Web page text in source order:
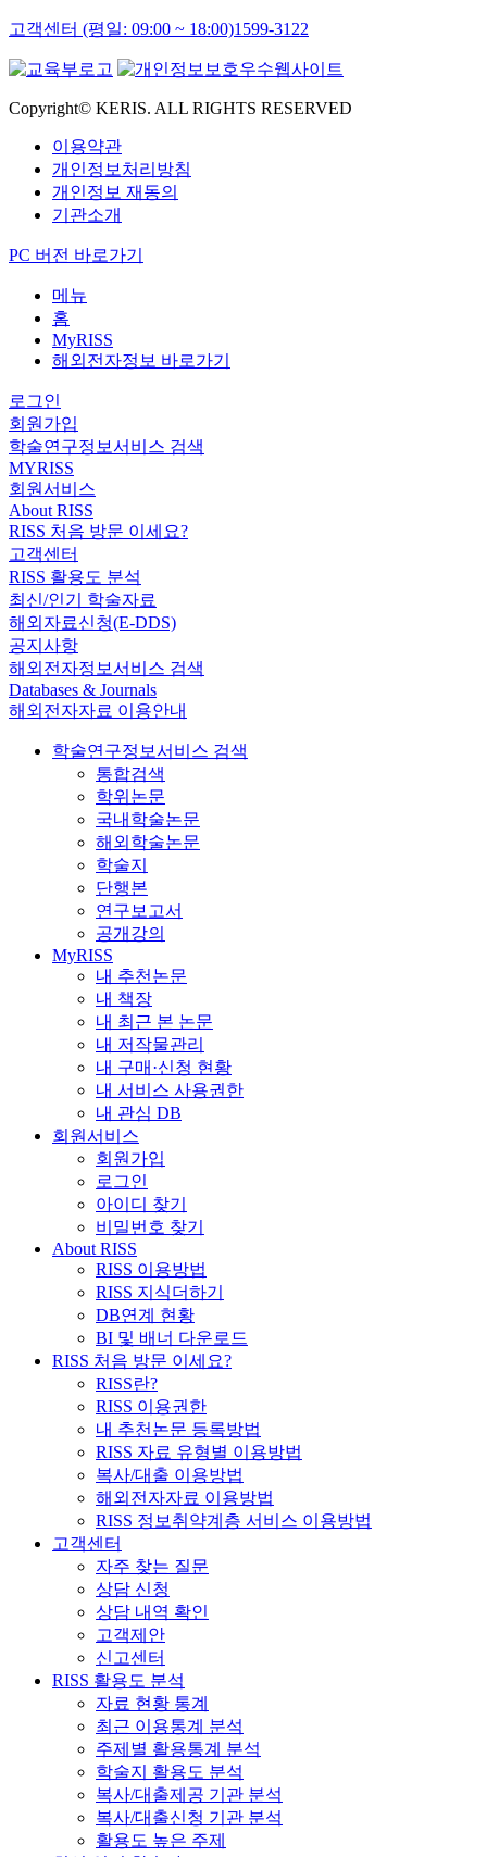
고객센터 (평일: 09:00 ~ 18:00)1599-3122
Copyright© KERIS. ALL RIGHTS RESERVED
이용약관
개인정보처리방침
개인정보 재동의
기관소개
PC 버전 바로가기
메뉴
홈
MyRISS
해외전자정보 바로가기
로그인
회원가입
학술연구정보서비스 검색
MYRISS
회원서비스
About RISS
RISS 처음 방문 이세요?
고객센터
RISS 활용도 분석
최신/인기 학술자료
해외자료신청(E-DDS)
공지사항
해외전자정보서비스 검색
Databases & Journals
해외전자자료 이용안내
학술연구정보서비스 검색
통합검색
학위논문
국내학술논문
해외학술논문
학술지
단행본
연구보고서
공개강의
MyRISS
내 추천논문
내 책장
내 최근 본 논문
내 저작물관리
내 구매·신청 현황
내 서비스 사용권한
내 관심 DB
회원서비스
회원가입
로그인
아이디 찾기
비밀번호 찾기
About RISS
RISS 이용방법
RISS 지식더하기
DB연계 현황
BI 및 배너 다운로드
RISS 처음 방문 이세요?
RISS란?
RISS 이용권한
내 추천논문 등록방법
RISS 자료 유형별 이용방법
복사/대출 이용방법
해외전자자료 이용방법
RISS 정보취약계층 서비스 이용방법
고객센터
자주 찾는 질문
상담 신청
상담 내역 확인
고객제안
신고센터
RISS 활용도 분석
자료 현황 통계
최근 이용통계 분석
주제별 활용통계 분석
학술지 활용도 분석
복사/대출제공 기관 분석
복사/대출신청 기관 분석
활용도 높은 주제